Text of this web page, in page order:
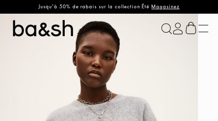
Jusqu'à 50% de rabais sur la collection Été Magasinez
ba&sh